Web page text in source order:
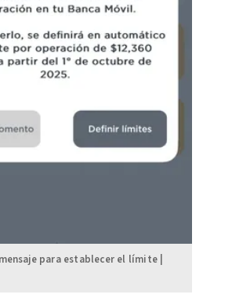
para establecer el límite |